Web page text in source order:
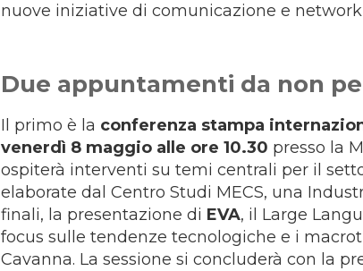
nuove iniziative di comunicazione e
Due appuntamenti da non
Il primo è la conferenza stampa
venerdì 8 maggio alle ore 10.30 presso la
ospiterà interventi su temi centrali per il
elaborate dal Centro Studi MECS, una
finali, la presentazione di EVA, il Large
focus sulle tendenze tecnologiche e i
Cavanna. La sessione si concluderà con la